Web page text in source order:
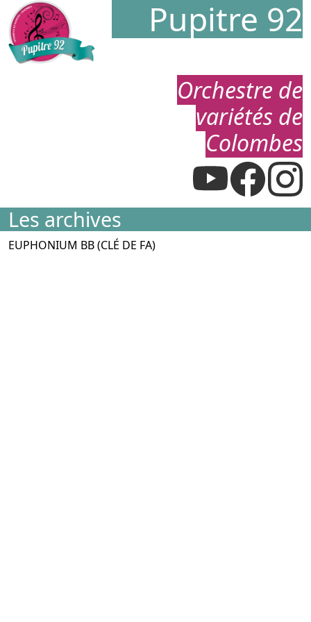
Pupitre 92
Orchestre de
variétés de
Colombes
Les archives
EUPHONIUM BB (CLÉ DE FA)